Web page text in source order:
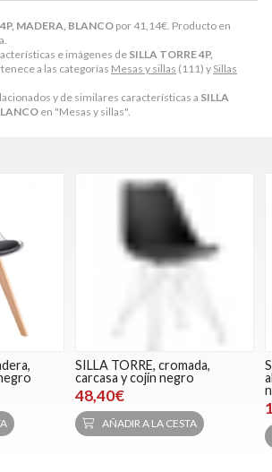
MADERA, BLANCO por41,14€ . Producto en
e imágenes de SILLA TORRE 4P,
a las categorías Mesas y sillas (111) y Sillas
y de similares características a SILLA
en "Mesas y sillas".
SILLA TORRE, cromada,
carcasa y cojín negro
48,40€
AÑADIR A LA CESTA